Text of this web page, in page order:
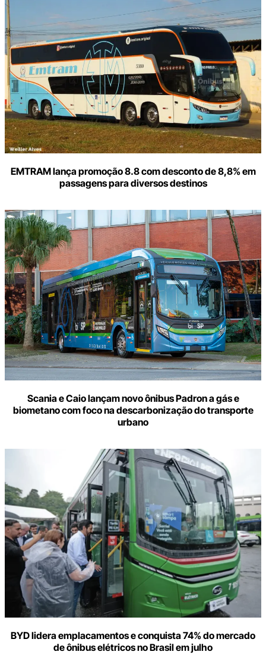
EMTRAM lança promoção 8.8 com desconto de 8,8% em
passagens para diversos destinos
Scania e Caio lançam novo ônibus Padron a gás e
biometano com foco na descarbonização do transporte
urbano
BYD lidera emplacamentos e conquista 74% do mercado
de ônibus elétricos no Brasil em julho
aqui
o
seu
e-
mail